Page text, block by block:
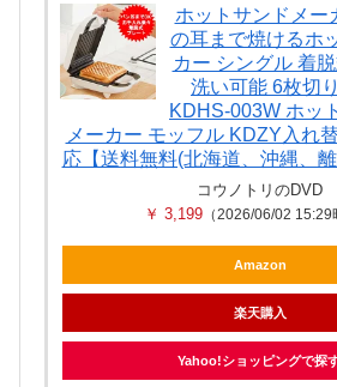
ホットサンドメー
の耳まで焼けるホ
カー シングル 着
洗い可能 6枚切
KDHS-003W ホッ
メーカー モッフル KDZY入れ
応【送料無料(北海道、沖縄、離
コウノトリのDVD
￥ 3,199 （2026/06/02 15:29
Amazon
楽天購入
Yahoo!ショッピングで探